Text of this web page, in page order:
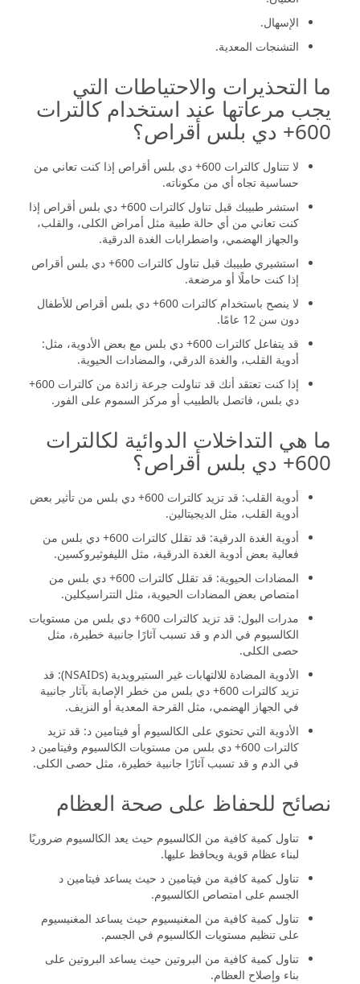
الإسهال.
التشنجات المعدية.
ما التحذيرات والاحتياطات التي
يجب مرعاتها عند استخدام كالترات
600+ دي بلس أقراص؟
لا تتناول كالترات 600+ دي بلس أقراص إذا كنت تعاني من
حساسية تجاه أي من مكوناته.
استشر طبيبك قبل تناول كالترات 600+ دي بلس أقراص إذا
كنت تعاني من أي حالة طبية مثل أمراض الكلى، والقلب،
والجهاز الهضمي، واضطرابات الغدة الدرقية.
استشيري طبيبك قبل تناول كالترات 600+ دي بلس أقراص
إذا كنت حاملًا أو مرضعة.
لا ينصح باستخدام كالترات 600+ دي بلس أقراص للأطفال
دون سن 12 عامًا.
قد يتفاعل كالترات 600+ دي بلس مع بعض الأدوية، مثل:
أدوية القلب، والغدة الدرقي، والمضادات الحيوية.
إذا كنت تعتقد أنك قد تناولت جرعة زائدة من كالترات 600+
دي بلس، فاتصل بالطبيب أو مركز السموم على الفور.
ما هي التداخلات الدوائية لكالترات
600+ دي بلس أقراص؟
أدوية القلب: قد تزيد كالترات 600+ دي بلس من تأثير بعض
أدوية القلب، مثل الديجيتالين.
أدوية الغدة الدرقية: قد تقلل كالترات 600+ دي بلس من
فعالية بعض أدوية الغدة الدرقية، مثل الليفوثيروكسين.
المضادات الحيوية: قد تقلل كالترات 600+ دي بلس من
امتصاص بعض المضادات الحيوية، مثل التتراسيكلين.
مدرات البول: قد تزيد كالترات 600+ دي بلس من مستويات
الكالسيوم في الدم و قد تسبب آثارًا جانبية خطيرة، مثل
حصى الكلى.
الأدوية المضادة للالتهابات غير الستيرويدية (NSAIDs): قد
تزيد كالترات 600+ دي بلس من خطر الإصابة بآثار جانبية
في الجهاز الهضمي، مثل القرحة المعدية أو النزيف.
الأدوية التي تحتوي على الكالسيوم أو فيتامين د: قد تزيد
كالترات 600+ دي بلس من مستويات الكالسيوم وفيتامين د
في الدم و قد تسبب آثارًا جانبية خطيرة، مثل حصى الكلى.
نصائح للحفاظ على صحة العظام
تناول كمية كافية من الكالسيوم حيث يعد الكالسيوم ضروريًا
لبناء عظام قوية ويحافظ عليها.
تناول كمية كافية من فيتامين د حيث يساعد فيتامين د
الجسم على امتصاص الكالسيوم.
تناول كمية كافية من المغنيسيوم حيث يساعد المغنيسيوم
على تنظيم مستويات الكالسيوم في الجسم.
تناول كمية كافية من البروتين حيث يساعد البروتين على
بناء وإصلاح العظام.